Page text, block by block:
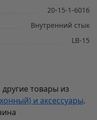
20-15-1-6016
Внутренний стык
LB-15
товары из
и аксессуары.